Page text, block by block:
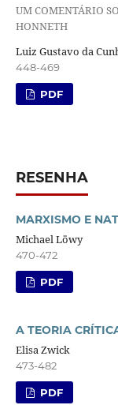
UM COMENTÁRIO
HONNETH
Luiz Gustavo da
448-469
PDF
RESENHA
MARXISMO E
Michael Löwy
470-472
PDF
A TEORIA
Elisa Zwick
473-482
PDF